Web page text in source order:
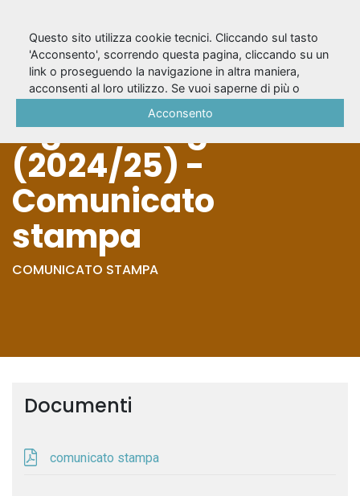
Rachel Carson, la
signora degli oceani
(2024/25) -
Comunicato
stampa
COMUNICATO STAMPA
Documenti
comunicato stampa
Questo sito utilizza cookie tecnici. Cliccando sul tasto
'Acconsento', scorrendo questa pagina, cliccando su un
link o proseguendo la navigazione in altra maniera,
acconsenti al loro utilizzo. Se vuoi saperne di più o
Acconsento